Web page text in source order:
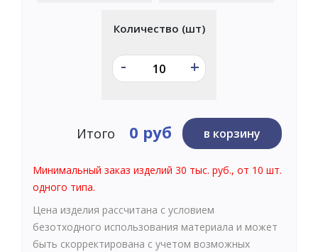
Количество (шт)
- +
Итого 0 руб в корзину
Минимальный заказ изделий 30 тыс. руб., от 10 шт.
одного типа.
Цена изделия рассчитана с условием
безотходного использования материала и может
быть скорректирована с учетом возможных